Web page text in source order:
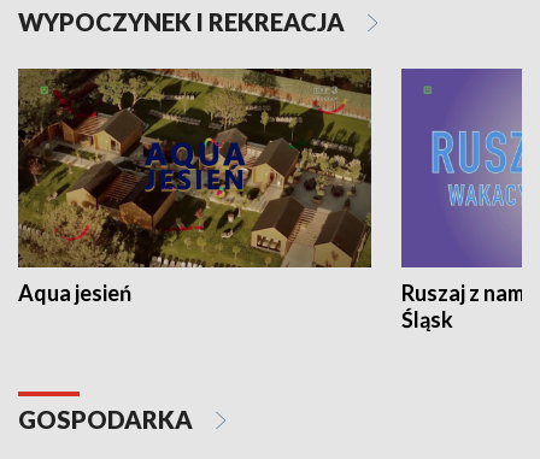
WYPOCZYNEK I REKREACJA
Aqua jesień
Ruszaj z
Śląsk
GOSPODARKA